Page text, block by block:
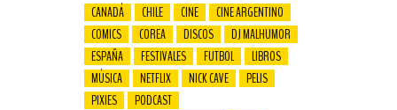
CANADÁ
CHILE CINE
CINE ARGENTINO
COMICS
COREA DISCOS
DJ MALHUMOR
ESPAÑA
FESTIVALES FUTBOL
LIBROS
MÚSICA
NETFLIX NICK CAVE
PELIS
PIXIES
PODCAST